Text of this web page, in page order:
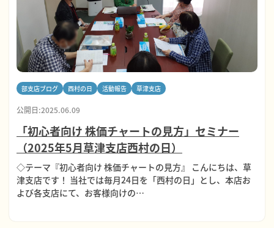
部支店ブログ 西村の日 活動報告 草津支店
公開日:2025.06.09
「初心者向け 株価チャートの見方」セミナー
（2025年5月草津支店西村の日）
◇テーマ『初心者向け 株価チャートの見方』 こんにちは、草
津支店です！ 当社では毎月24日を「西村の日」とし、本店お
よび各支店にて、お客様向けの…